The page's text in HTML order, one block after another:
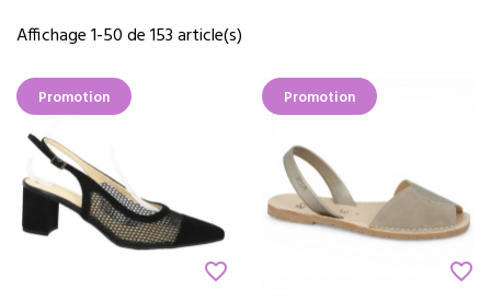
Affichage 1-50 de 153 article(s)
Promotion
favorite_border
Promotion
favorite_border